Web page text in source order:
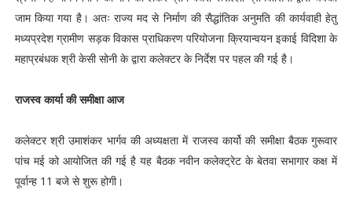
जाम किया गया है। अतः राज्य मद से निर्माण की सैद्धांतिक अनुमति की कार्यवाही हेतु
मध्यप्रदेश ग्रामीण सड़क विकास प्राधिकरण परियोजना क्रियान्वयन इकाई विदिशा के
महाप्रबंधक श्री केसी सोनी के द्वारा कलेक्टर के निर्देश पर पहल की गई है।
राजस्व कार्या की समीक्षा आज
कलेक्टर श्री उमाशंकर भार्गव की अध्यक्षता में राजस्व कार्यो की समीक्षा बैठक गुरूवार
पांच मई को आयोजित की गई है यह बैठक नवीन कलेक्ट्रेट के बेतवा सभागार कक्ष में
पूर्वान्ह 11 बजे से शुरू होगी।